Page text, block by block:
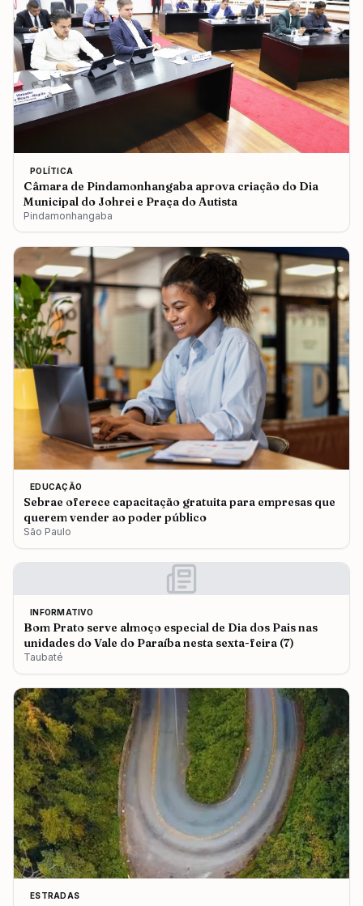
POLÍTICA
Câmara de Pindamonhangaba aprova criação do Dia
Municipal do Johrei e Praça do Autista
Pindamonhangaba
EDUCAÇÃO
Sebrae oferece capacitação gratuita para empresas que
querem vender ao poder público
São Paulo
INFORMATIVO
Bom Prato serve almoço especial de Dia dos Pais nas
unidades do Vale do Paraíba nesta sexta-feira (7)
Taubaté
ESTRADAS